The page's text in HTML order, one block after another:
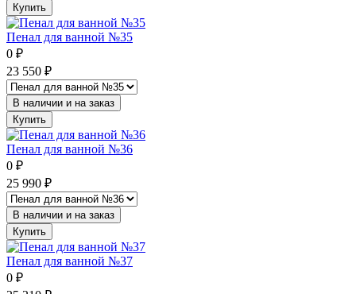
Купить
Пенал для ванной №35
0 ₽
23 550 ₽
В наличии и на заказ
Купить
Пенал для ванной №36
0 ₽
25 990 ₽
В наличии и на заказ
Купить
Пенал для ванной №37
0 ₽